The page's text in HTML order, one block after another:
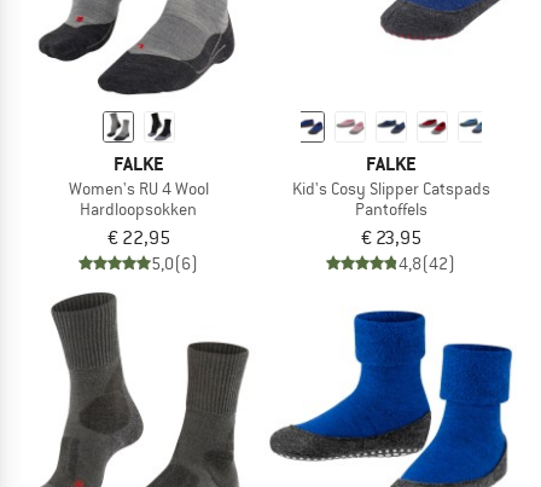
FALKE
Women's RU 4 Wool
Hardloopsokken
€ 22,95
5,0(6)
FALKE
Kid's Cosy Slipper Catspads
Pantoffels
€ 23,95
4,8(42)